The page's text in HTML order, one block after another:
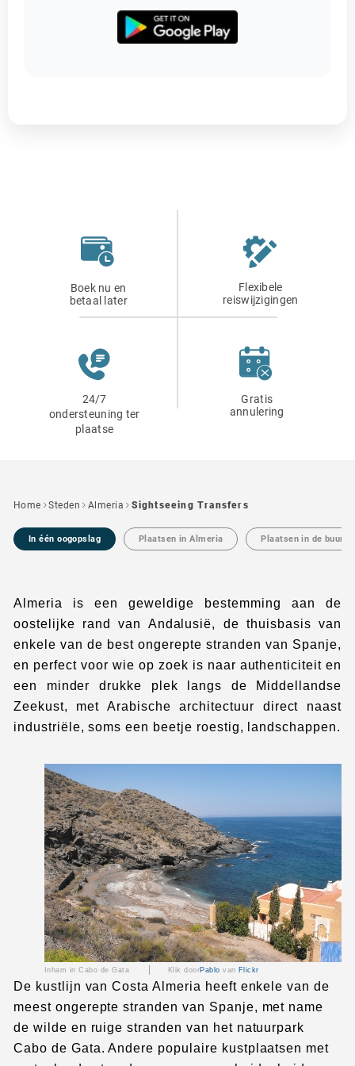
Boek nu en
betaal later
Flexibele
reiswijzigingen
Gratis
annulering
24/7
ondersteuning ter
plaatse
Home Steden Almeria Sightseeing Transfers
In één oogopslag Plaatsen in Almeria Plaatsen in de buurt
Almeria is een geweldige bestemming aan de
oostelijke rand van Andalusië, de thuisbasis van
enkele van de best ongerepte stranden van Spanje,
en perfect voor wie op zoek is naar authenticiteit en
een minder drukke plek langs de Middellandse
Zeekust, met Arabische architectuur direct naast
industriële, soms een beetje roestig, landschappen.
Inham in Cabo de Gata Klik doorPablo van Flickr
De kustlijn van Costa Almeria heeft enkele van de
meest ongerepte stranden van Spanje, met name
de wilde en ruige stranden van het natuurpark
Cabo de Gata. Andere populaire kustplaatsen met